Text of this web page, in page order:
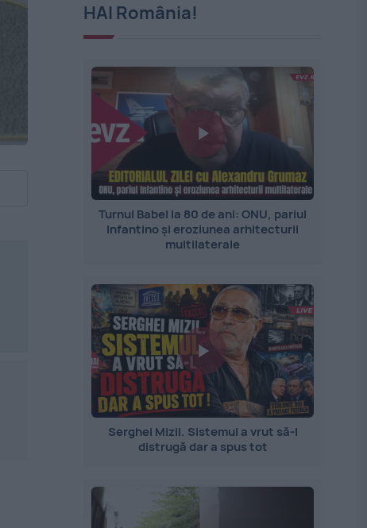
HAI România!
Turnul Babel la 80 de ani: ONU, pariul
Infantino și eroziunea arhitecturii
multilaterale
Serghei Mizil. Sistemul a vrut să-l
distrugă dar a spus tot